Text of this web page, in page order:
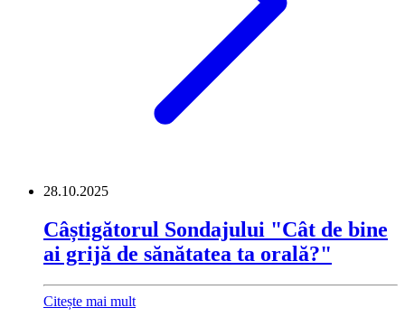
28.10.2025
Câștigătorul Sondajului "Cât de bine
ai grijă de sănătatea ta orală?"
Citește mai mult